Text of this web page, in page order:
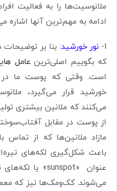
ملانوسیت‌ها را به فعالیت
ادامه به مهم‌ترین آنها اشاره
1- نور خورشید: بنا بر
که بگوییم اصلی‌ترین عامل‌
است. وقتی که پوست ما
خورشید قرار می‌گیرد،
می‌کنند که ملانین بیشتری
از پوست در مقابل
مازاد ملانین‌ها که از تماس
باعث شکل‌گیری لکه‌های
عنوان
«
sunspot» یا لکه‌های
می‌شوند. کک‌ومک‌ها نیز که